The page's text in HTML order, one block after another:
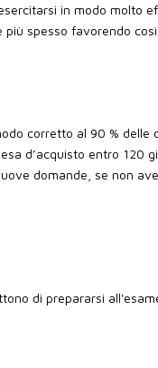
in modo molto
spesso favorendo così
corretto al 90 % delle
d’acquisto entro 120
domande, se non
di prepararsi